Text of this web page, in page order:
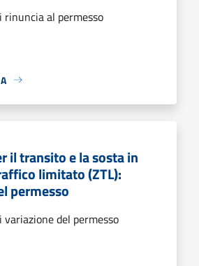
rinuncia al permesso
il transito e la sosta in
limitato (ZTL):
permesso
variazione del permesso